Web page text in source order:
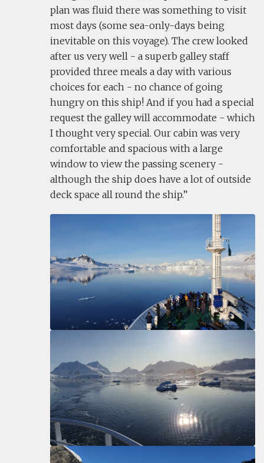
plan was fluid there was something to visit
most days (some sea-only-days being
inevitable on this voyage). The crew looked
after us very well - a superb galley staff
provided three meals a day with various
choices for each - no chance of going
hungry on this ship! And if you had a special
request the galley will accommodate - which
I thought very special. Our cabin was very
comfortable and spacious with a large
window to view the passing scenery -
although the ship does have a lot of outside
deck space all round the ship.